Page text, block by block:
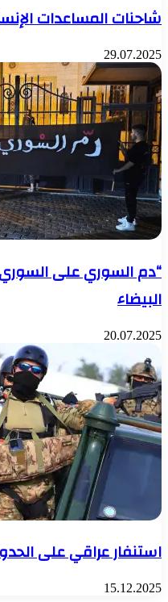
شاحنات المساعدات
29.07.2025
“دم السوري على السوري
البيضاء
20.07.2025
استنفار عراقي على
15.12.2025